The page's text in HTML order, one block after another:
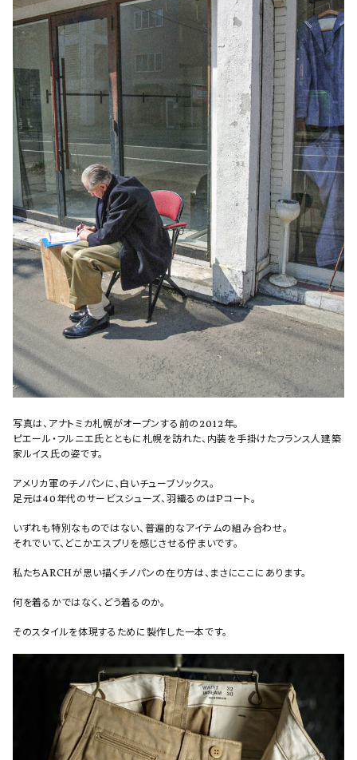
OFFICIAL WEB SITE
写真は、アナトミカ札幌がオープンする前の2012年。
ピエール・フルニエ氏とともに札幌を訪れた、内装を手掛けたフランス人建築
家ルイス氏の姿です。
アメリカ軍のチノパンに、白いチューブソックス。
足元は40年代のサービスシューズ、羽織るのはPコート。
いずれも特別なものではない、普遍的なアイテムの組み合わせ。
それでいて、どこかエスプリを感じさせる佇まいです。
私たちARCHが思い描くチノパンの在り方は、まさにここにあります。
何を着るかではなく、どう着るのか。
そのスタイルを体現するために製作した一本です。